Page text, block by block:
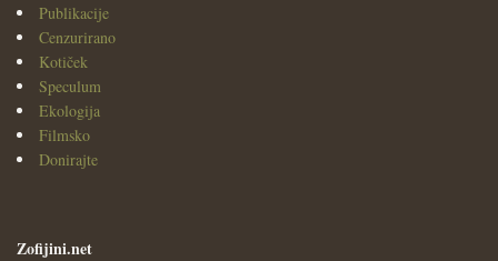
Publikacije
Cenzurirano
Kotiček
Speculum
Ekologija
Filmsko
Donirajte
Zofijini.net